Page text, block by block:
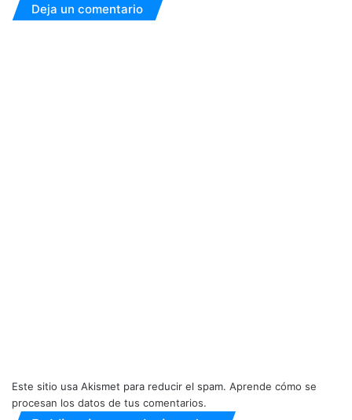
Deja un comentario
Este sitio usa Akismet para reducir el spam. Aprende cómo se
procesan los datos de tus comentarios.